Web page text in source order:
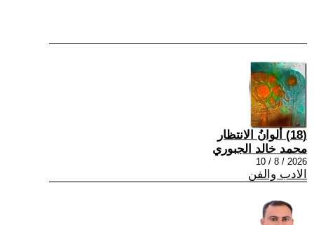
(18) ألوانُ الانتظار
محمد خالد الجبوري
2026 / 8 / 10
الادب والفن